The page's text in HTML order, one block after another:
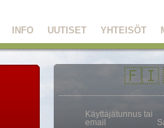
YHTEISÖT
UUTISET
INFO
🇫🇮
Käyttäjätunnus tai
email